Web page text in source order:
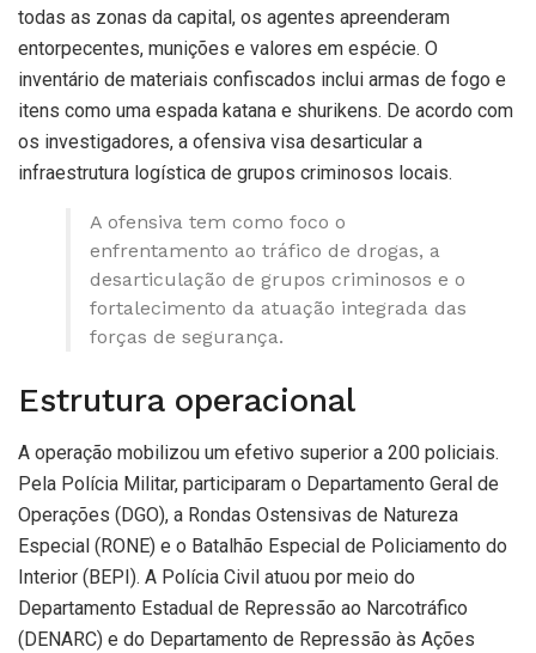
todas as zonas da capital, os agentes apreenderam
entorpecentes, munições e valores em espécie. O
inventário de materiais confiscados inclui armas de fogo e
itens como uma espada katana e shurikens. De acordo com
os investigadores, a ofensiva visa desarticular a
infraestrutura logística de grupos criminosos locais.
A ofensiva tem como foco o
enfrentamento ao tráfico de drogas, a
desarticulação de grupos criminosos e o
fortalecimento da atuação integrada das
forças de segurança.
Estrutura operacional
A operação mobilizou um efetivo superior a 200 policiais.
Pela Polícia Militar, participaram o Departamento Geral de
Operações (DGO), a Rondas Ostensivas de Natureza
Especial (RONE) e o Batalhão Especial de Policiamento do
Interior (BEPI). A Polícia Civil atuou por meio do
Departamento Estadual de Repressão ao Narcotráfico
(DENARC) e do Departamento de Repressão às Ações